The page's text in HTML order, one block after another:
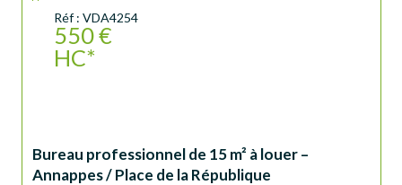
Réf : VDA4254
550 €
HC*
Bureau professionnel de 15 m² à louer –
Annappes / Place de la République